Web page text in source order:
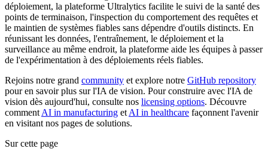
déploiement, la plateforme Ultralytics facilite le suivi de la santé des
points de terminaison, l'inspection du comportement des requêtes et
le maintien de systèmes fiables sans dépendre d'outils distincts. En
réunissant les données, l'entraînement, le déploiement et la
surveillance au même endroit, la plateforme aide les équipes à passer
de l'expérimentation à des déploiements réels fiables.
Rejoins notre grand community et explore notre GitHub repository
pour en savoir plus sur l'IA de vision. Pour construire avec l'IA de
vision dès aujourd'hui, consulte nos licensing options. Découvre
comment AI in manufacturing et AI in healthcare façonnent l'avenir
en visitant nos pages de solutions.
Sur cette page